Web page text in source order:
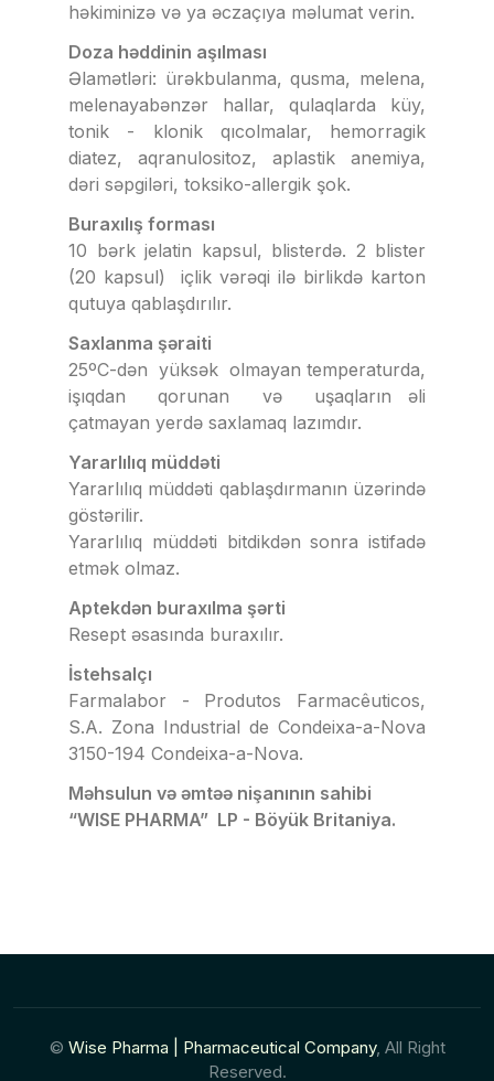
həkiminizə və ya əczaçıya məlumat verin.
Doza həddinin aşılması
Əlamətləri: ürəkbulanma, qusma, melena,
melenayabənzər hallar, qulaqlarda küy,
tonik - klonik qıcolmalar, hemorragik
diatez, aqranulositoz, aplastik anemiya,
dəri səpgiləri, toksiko-allergik şok.
Buraxılış forması
10 bərk jelatin kapsul, blisterdə. 2 blister
(20 kapsul) içlik vərəqi ilə birlikdə karton
qutuya qablaşdırılır.
Saxlanma şəraiti
25ºС-dən yüksək olmayan temperaturda,
işıqdan qorunan və uşaqların əli
çatmayan yerdə saxlamaq lazımdır.
Yararlılıq müddəti
Yararlılıq müddəti qablaşdırmanın üzərində
göstərilir.
Yararlılıq müddəti bitdikdən sonra istifadə
etmək olmaz.
Aptekdən buraxılma şərti
Resept əsasında buraxılır.
İstehsalçı
Farmalabor - Produtos Farmacêuticos,
S.A. Zona Industrial de Condeixa-a-Nova
3150-194 Condeixa-a-Nova.
Məhsulun və əmtəə nişanının sahibi
“WISE PHARMA” LP - Böyük Britaniya.
© Wise Pharma | Pharmaceutical Company, All Right
Reserved.